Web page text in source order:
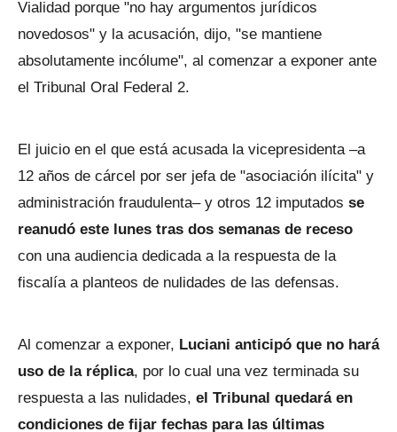
Vialidad porque "no hay argumentos jurídicos
novedosos" y la acusación, dijo, "se mantiene
absolutamente incólume", al comenzar a exponer ante
el Tribunal Oral Federal 2.
El juicio en el que está acusada la vicepresidenta –a
12 años de cárcel por ser jefa de "asociación ilícita" y
administración fraudulenta– y otros 12 imputados se
reanudó este lunes tras dos semanas de receso
con una audiencia dedicada a la respuesta de la
fiscalía a planteos de nulidades de las defensas.
Al comenzar a exponer, Luciani anticipó que no hará
uso de la réplica, por lo cual una vez terminada su
respuesta a las nulidades, el Tribunal quedará en
condiciones de fijar fechas para las últimas